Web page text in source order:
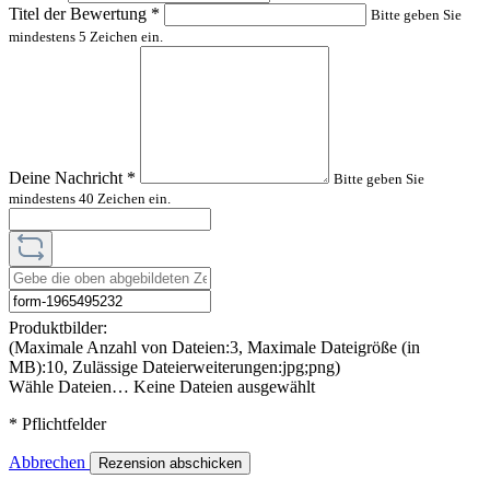
Titel der Bewertung *
Bitte geben Sie
mindestens 5 Zeichen ein.
Deine Nachricht *
Bitte geben Sie
mindestens 40 Zeichen ein.
Produktbilder:
(Maximale Anzahl von Dateien:3, Maximale Dateigröße (in
MB):10, Zulässige Dateierweiterungen:jpg;png)
Wähle Dateien… Keine Dateien ausgewählt
* Pflichtfelder
Abbrechen Rezension abschicken